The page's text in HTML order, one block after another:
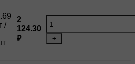
/
2
124.30
₽
+